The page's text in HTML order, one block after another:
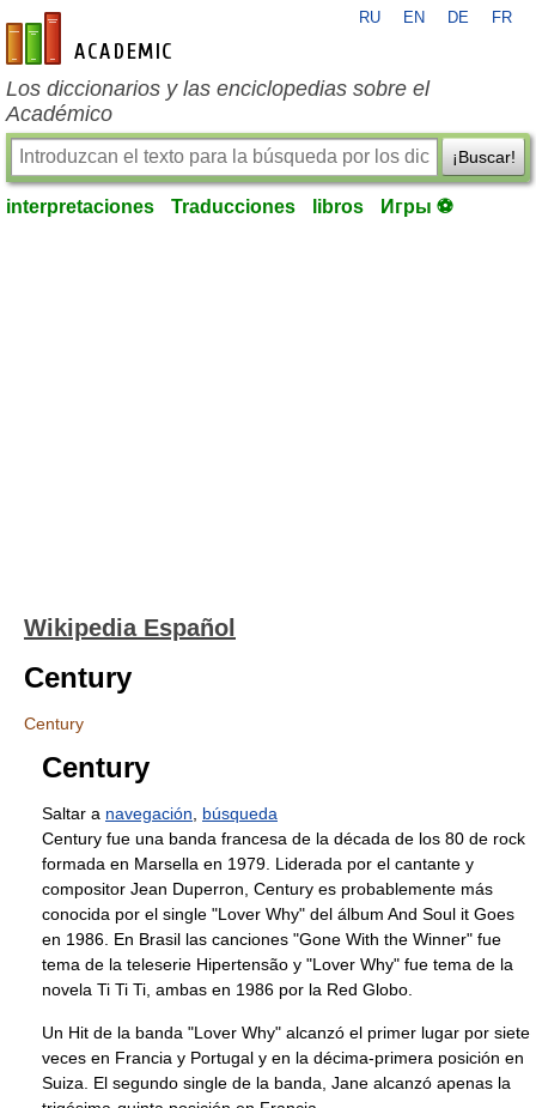
es-academic.com
RU EN DE FR
Los diccionarios y las enciclopedias sobre el
Académico
¡Buscar!
interpretaciones Traducciones libros Игры ⚽
Wikipedia Español
Century
Century
Century
Saltar a navegación
búsqueda
Century fue una banda francesa de la década de los 80 de rock
formada en Marsella en 1979. Liderada por el cantante y
compositor Jean Duperron, Century es probablemente más
conocida por el single "Lover Why" del álbum And Soul it Goes
en 1986. En Brasil las canciones "Gone With the Winner" fue
tema de la teleserie Hipertensão y "Lover Why" fue tema de la
novela Ti Ti Ti, ambas en 1986 por la Red Globo.
Un Hit de la banda "Lover Why" alcanzó el primer lugar por siete
veces en Francia y Portugal y en la décima-primera posición en
Suiza. El segundo single de la banda, Jane alcanzó apenas la